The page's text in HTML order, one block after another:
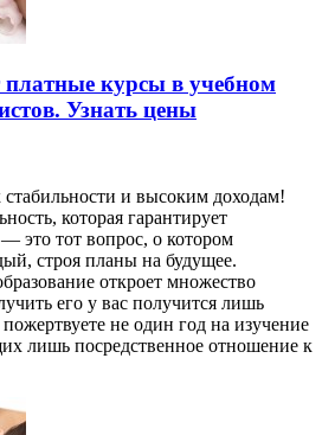
платные курсы в учебном
Узнать цены
и высоким доходам!
которая гарантирует
это тот вопрос, о котором
строя планы на будущее.
откроет множество
его у вас получится лишь
не один год на изучение
лишь посредственное отношение к